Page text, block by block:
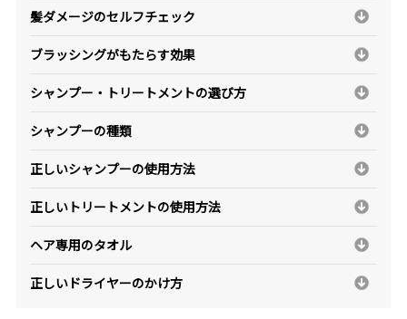
髪ダメージのセルフチェック
ブラッシングがもたらす効果
シャンプー・トリートメントの選び方
シャンプーの種類
正しいシャンプーの使用方法
正しいトリートメントの使用方法
ヘア専用のタオル
正しいドライヤーのかけ方